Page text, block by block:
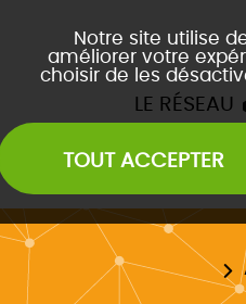
Notre site utilise
améliorer votre
choisir de les
TOUT ACCEPTER
LE RÉSEAU
Les
Les